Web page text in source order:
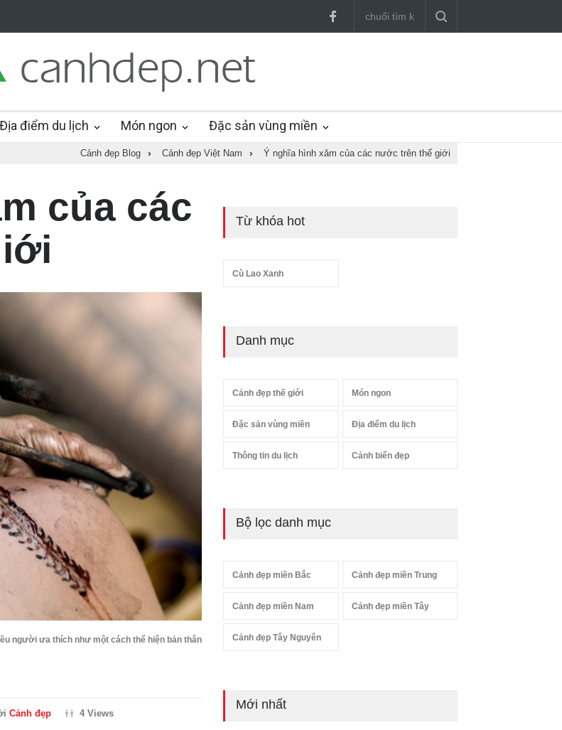
Địa điểm du lịch Món ngon Đặc sản vùng miền
Cảnh đẹp Blog › Cảnh đẹp Việt Nam › Ý nghĩa hình xăm của các nước trên thế giới
của các
người ưa thích như một cách thể hiện bản thân
Cảnh đẹp 4 Views
Từ khóa hot
Cù Lao Xanh
Danh mục
Cảnh đẹp thế giới Món ngon
Đặc sản vùng miền Địa điểm du lịch
Thông tin du lịch Cảnh biển đẹp
Bộ lọc danh mục
Cảnh đẹp miền Bắc Cảnh đẹp miền Trung
Cảnh đẹp miền Nam Cảnh đẹp miền Tây
Cảnh đẹp Tây Nguyên
Mới nhất